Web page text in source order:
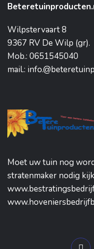
Wilpstervaart 8
9367 RV De Wilp (gr).
Mob.: 0651545040
mail.:
Moet uw tuin nog
stratenmaker nodig